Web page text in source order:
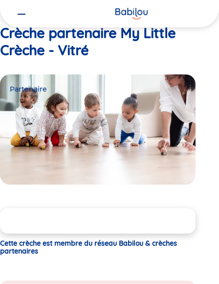
Crèche partenaire My Little
Crèche - Vitré
Partenaire
Cette crèche est membre du réseau Babilou & crèches
partenaires